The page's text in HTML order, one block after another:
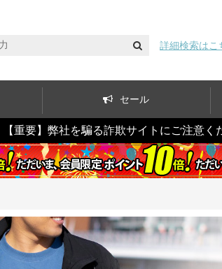
詳細検索はこ
セール
【重要】弊社を騙る詐欺サイトにご注意く